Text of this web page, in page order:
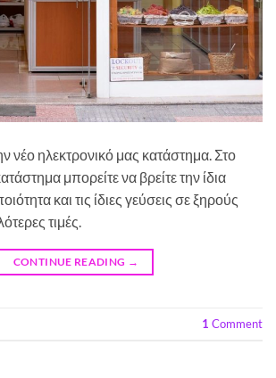
νέο ηλεκτρονικό μας κατάστημα. Στο
μπορείτε να βρείτε την ίδια
και τις ίδιες γεύσεις σε ξηρούς
τιμές.
CONTINUE READING →
1 Comment